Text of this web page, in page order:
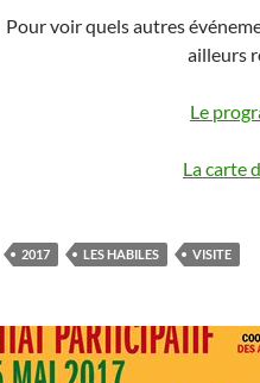
Pour voir quels autres
ailleurs
Le
La carte
2017 LES HABILES VISITE